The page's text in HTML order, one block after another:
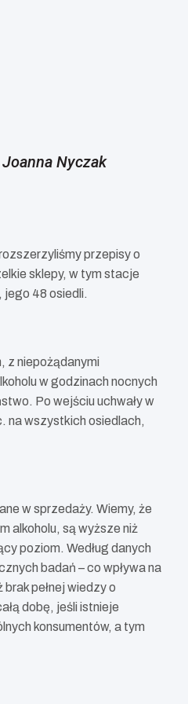
Nyczak
przepisy o
sklepy, w tym stacje
jego 48 osiedli.
z niepożądanymi
w godzinach nocnych
Po wejściu uchwały w
na wszystkich osiedlach,
w sprzedaży. Wiemy, że
alkoholu, są wyższe niż
poziom. Według danych
badań – co wpływa na
pełnej wiedzy o
dobę, jeśli istnieje
konsumentów, a tym